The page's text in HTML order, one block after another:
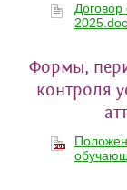
2025.doc
Формы,
контроля